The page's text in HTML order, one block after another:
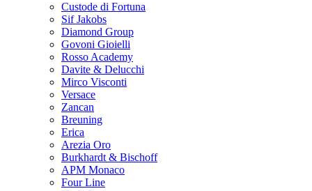
Custode di Fortuna
Sif Jakobs
Diamond Group
Govoni Gioielli
Rosso Academy
Davite & Delucchi
Mirco Visconti
Versace
Zancan
Breuning
Erica
Arezia Oro
Burkhardt & Bischoff
APM Monaco
Four Line